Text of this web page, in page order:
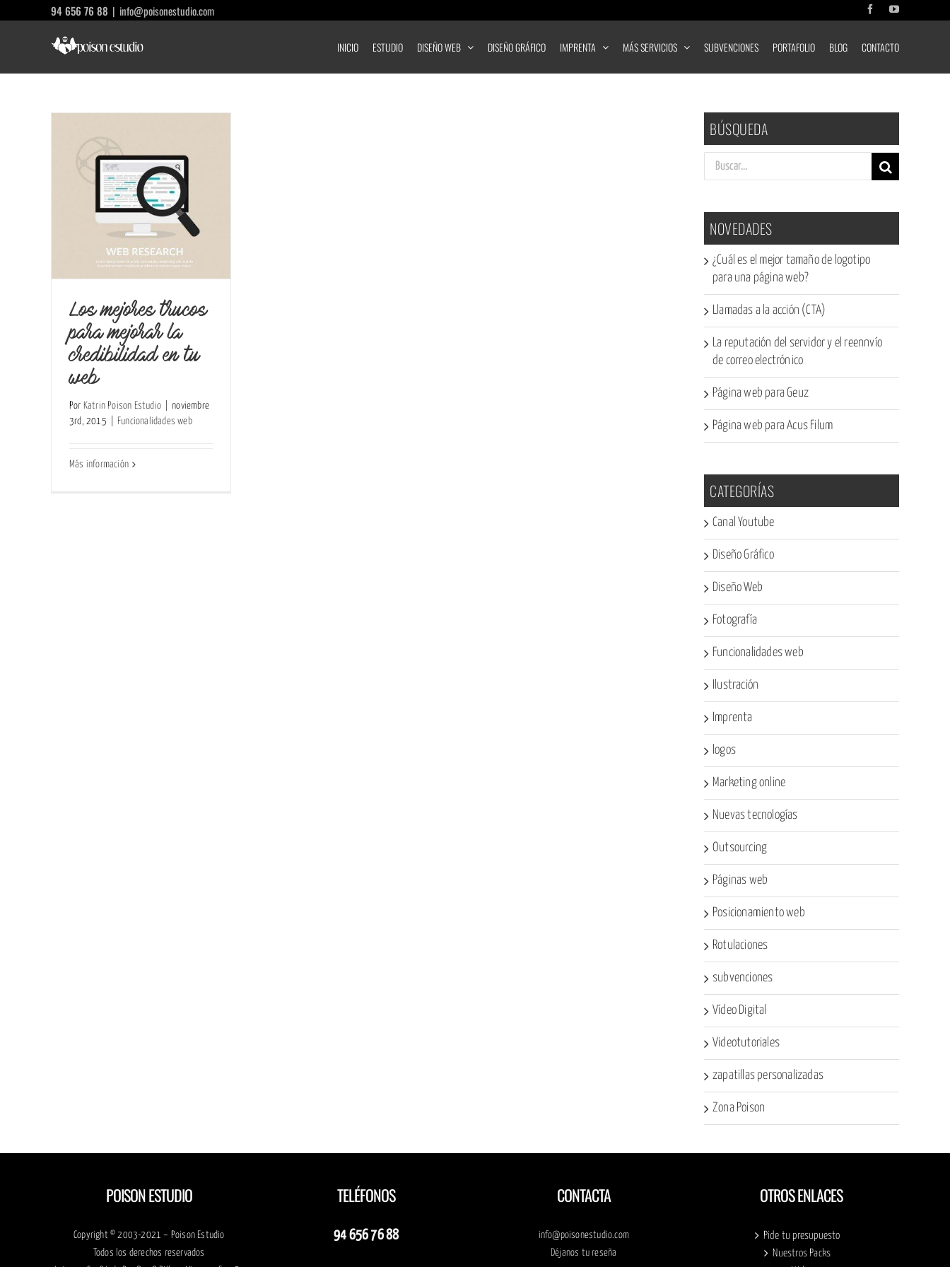
94 656 76 88 | info@poisonestudio.com FacebookYouTube
INICIO ESTUDIO DISEÑO WEB DISEÑO GRÁFICO IMPRENTA MÁS SERVICIOS SUBVENCIONES PORTAFOLIO BLOG CONTACTO
Los mejores trucos
para mejorar la
credibilidad en tu
web
Por Katrin Poison Estudio
noviembre
3rd, 2015
Funcionalidades web
Más información
BÚSQUEDA
Buscar:
NOVEDADES
¿Cuál es el mejor tamaño de logotipo
para una página web?
Llamadas a la acción (CTA)
La reputación del servidor y el reennvío
de correo electrónico
Página web para Geuz
Página web para Acus Filum
CATEGORÍAS
Canal Youtube
Diseño Gráfico
Diseño Web
Fotografía
Funcionalidades web
Ilustración
Imprenta
logos
Marketing online
Nuevas tecnologías
Outsourcing
Páginas web
Posicionamiento web
Rotulaciones
subvenciones
Vídeo Digital
Videotutoriales
zapatillas personalizadas
Zona Poison
POISON ESTUDIO
Copyright © 2003-2021 – Poison Estudio
Todos los derechos reservados
TELÉFONOS
94 656 76 88
CONTACTA
info@poisonestudio.com
Déjanos tu reseña
OTROS ENLACES
Pide tu presupuesto
Nuestros Packs